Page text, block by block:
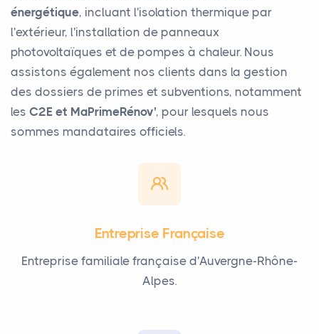
énergétique, incluant l'isolation thermique par
l'extérieur, l'installation de panneaux
photovoltaïques et de pompes à chaleur. Nous
assistons également nos clients dans la gestion
des dossiers de primes et subventions, notamment
les C2E et MaPrimeRénov', pour lesquels nous
sommes mandataires officiels.
Entreprise Française
Entreprise familiale française d'Auvergne-Rhône-
Alpes.